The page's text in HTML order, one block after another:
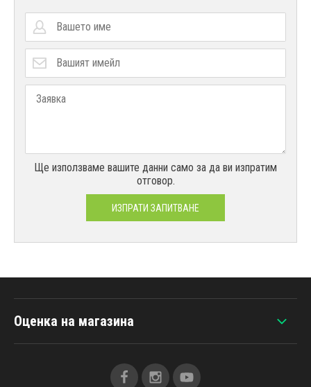
Ще използваме вашите данни само за да ви изпратим
отговор.
ИЗПРАТИ ЗАПИТВАНЕ
Оценка на магазина